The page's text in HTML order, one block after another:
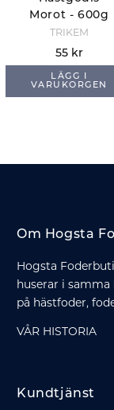
Morot - 600g
TRIKEM
55 kr
LÄGG I
VARUKORGEN
Om Hogsta
Hogsta
huserar i
på hästfoder,
VÅR HISTORIA
Kundtjänst